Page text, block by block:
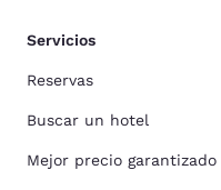
Servicios
Reservas
Buscar un hotel
Mejor precio garantizado